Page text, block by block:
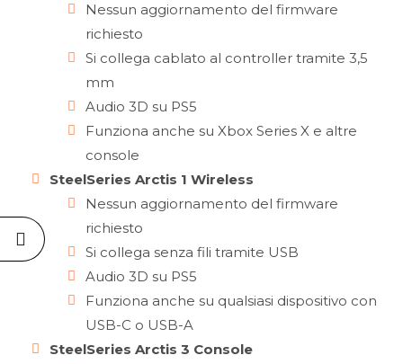
Nessun aggiornamento del firmware
richiesto
Si collega cablato al controller tramite 3,5
mm
Audio 3D su PS5
Funziona anche su Xbox Series X e altre
console
SteelSeries Arctis 1 Wireless
Nessun aggiornamento del firmware
richiesto
Si collega senza fili tramite USB
Audio 3D su PS5
Funziona anche su qualsiasi dispositivo con
USB-C o USB-A
SteelSeries Arctis 3 Console